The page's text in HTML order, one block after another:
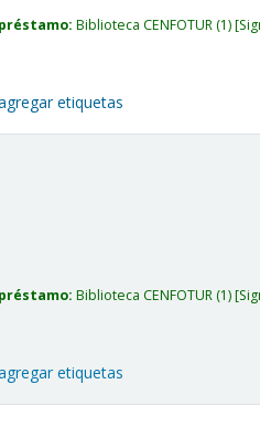
Biblioteca CENFOTUR (1)
etiquetas
Biblioteca CENFOTUR (1)
etiquetas